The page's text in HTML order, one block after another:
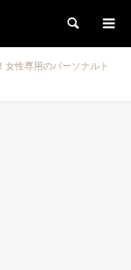
検索
女性専用のパーソナルト